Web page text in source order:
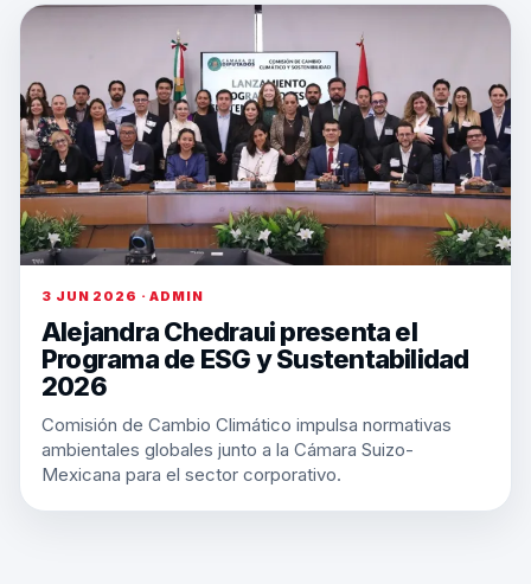
3 JUN 2026 · ADMIN
Alejandra Chedraui presenta el
Programa de ESG y Sustentabilidad
2026
Comisión de Cambio Climático impulsa normativas
ambientales globales junto a la Cámara Suizo-
Mexicana para el sector corporativo.